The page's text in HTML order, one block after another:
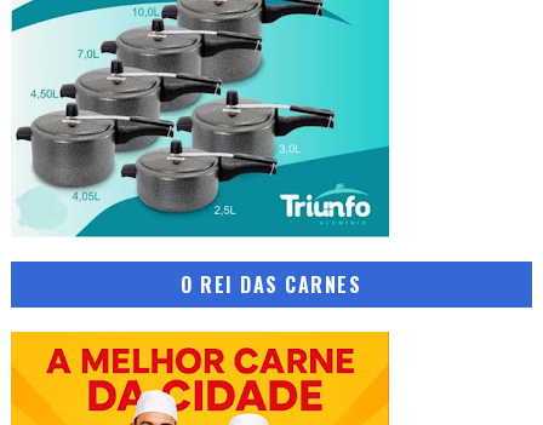
O REI DAS CARNES